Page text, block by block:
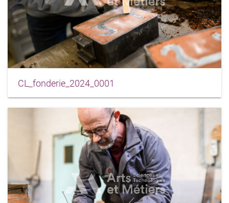
CL_fonderie_2024_0001